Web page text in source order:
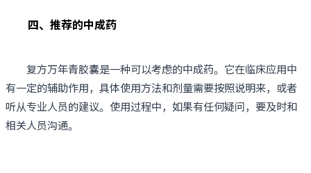
四、推荐的中成药
复方万年青胶囊是一种可以考虑的中成药。它在临床应用中
有一定的辅助作用，具体使用方法和剂量需要按照说明来，或者
听从专业人员的建议。使用过程中，如果有任何疑问，要及时和
相关人员沟通。